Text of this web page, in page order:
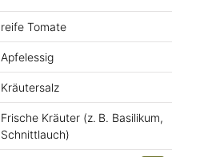
reife Tomate
Apfelessig
Kräutersalz
Frische Kräuter (z. B. Basilikum,
Schnittlauch)